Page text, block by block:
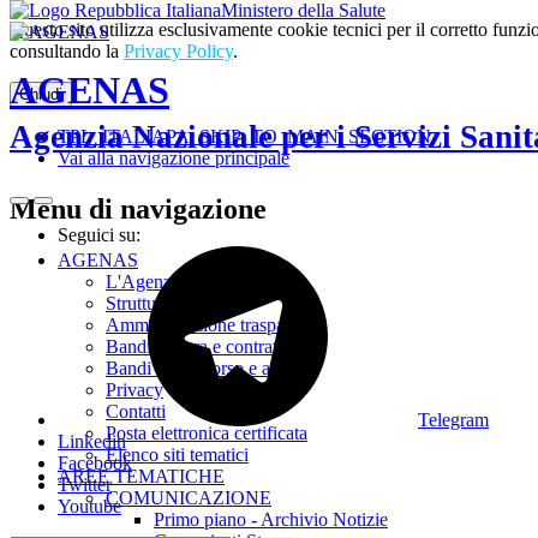
Questo sito utilizza esclusivamente cookie tecnici per il corretto
consultando la Privacy Policy.
Chiudi
TPL_ITALIAPA_SKIP_TO_MAIN_SECTION
Vai alla navigazione principale
Ministero della Salute
AGENAS
Agenzia Nazionale per i Servizi
Seguici su:
Telegram
Linkedin
Facebook
Twitter
Youtube
Menu di navigazione
AGENAS
L'Agenzia
Struttura
Amministrazione trasparente
Bandi di gara e contratti
Bandi di concorso e avvisi
Privacy
Contatti
Posta elettronica certificata
Elenco siti tematici
AREE TEMATICHE
COMUNICAZIONE
Primo piano - Archivio Notizie